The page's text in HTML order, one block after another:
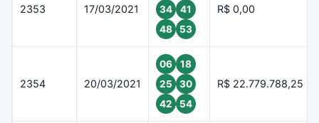
2353 17/03/2021
34
41
48
53
R$ 0,00
2354 20/03/2021
06
18
25
30
42
54
R$ 22.779.788,25